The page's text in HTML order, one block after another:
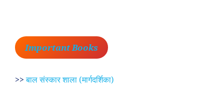
Important Books
>>बाल संस्कार शाला (मार्गदर्शिका)